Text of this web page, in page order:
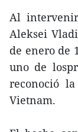
Al
Aleksei
de enero de
uno de
reconoció
Vietnam.